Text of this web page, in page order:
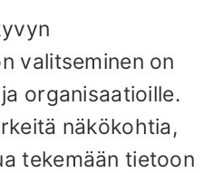
valitseminen on
organisaatioille.
näkökohtia,
tekemään tietoon